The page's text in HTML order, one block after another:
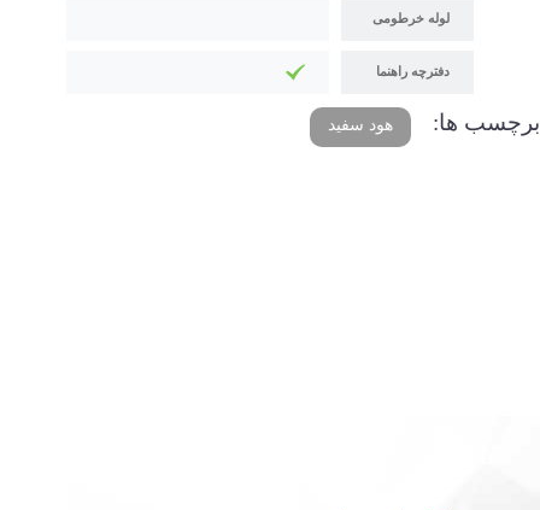
لوله خرطومی
دفترچه راهنما
برچسب ها: هود سفید